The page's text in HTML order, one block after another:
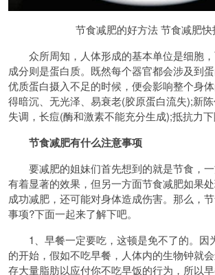
节食减肥的好方法 节食减肥快
众所周知，人体形成的基本单位是细胞，
成分则是蛋白质。既然每个器官都会涉及到
优质蛋白摄入不足的时候，便会影响整个身
得暗沉、无光泽、易衰老(胶原蛋白流失);新
失调，长痘(酶和激素不能充分生成);抵抗力下
节食减肥有什么注意事项
要减肥的姐妹们首先想到的就是节食，一
有着显著的效果，但另一方面节食减肥如果
成功减肥，还可能对身体造成伤害。那么，
事项?下面一起来了解下吧。
1、早餐一定要吃，这顿是免不了的。因
的开始，假如不吃早餐，人体内的生物钟就
存大量脂肪以应付你不吃早饭的行为，所以早